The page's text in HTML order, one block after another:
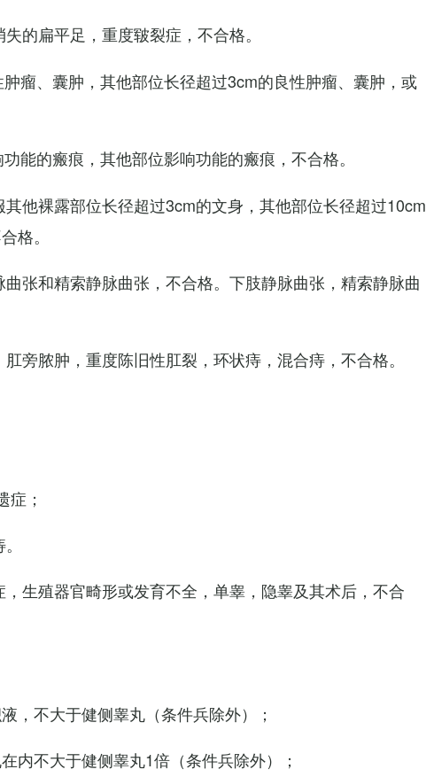
的扁平足，重度皲裂症，不合格。
瘤、囊肿，其他部位长径超过3cm的良性肿瘤、囊肿，或
能的瘢痕，其他部位影响功能的瘢痕，不合格。
他裸露部位长径超过3cm的文身，其他部位长径超过10cm
格。
张和精索静脉曲张，不合格。下肢静脉曲张，精索静脉曲
旁脓肿，重度陈旧性肛裂，环状痔，混合痔，不合格。
症；
生殖器官畸形或发育不全，单睾，隐睾及其术后，不合
，不大于健侧睾丸（条件兵除外）；
内不大于健侧睾丸1倍（条件兵除外）；